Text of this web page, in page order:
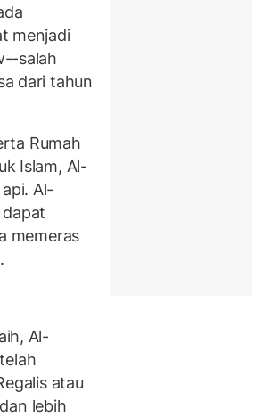
menjadi
salah
dari tahun
Rumah
Islam, Al-
Al-
memeras
Al-
atau
lebih